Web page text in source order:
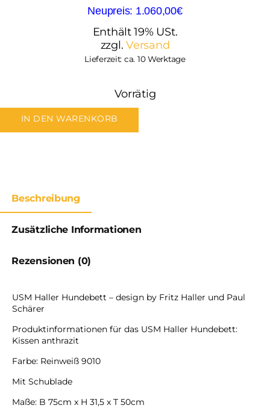
1.060,00€
Enthält 19% USt.
zzgl.Versand
Lieferzeit: ca. 10 Werktage
Vorrätig
IN DEN WARENKORB
Beschreibung
Zusätzliche Informationen
Rezensionen (0)
USM Haller Hundebett – design by Fritz Haller und Paul
Schärer
Produktinformationen für das USM Haller Hundebett:
Kissen anthrazit
Farbe: Reinweiß 9010
Mit Schublade
Maße: B 75cm x H 31,5 x T 50cm